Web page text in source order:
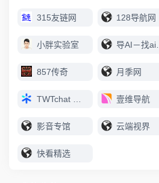
315友链网 128导航网
小胖实验室 导AI－找ai上导AI
857传奇 月季网
TWTchat 智能客服 壹维导航
影音专馆 云端视界
快看精选